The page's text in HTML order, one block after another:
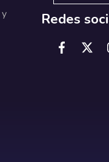
Redes